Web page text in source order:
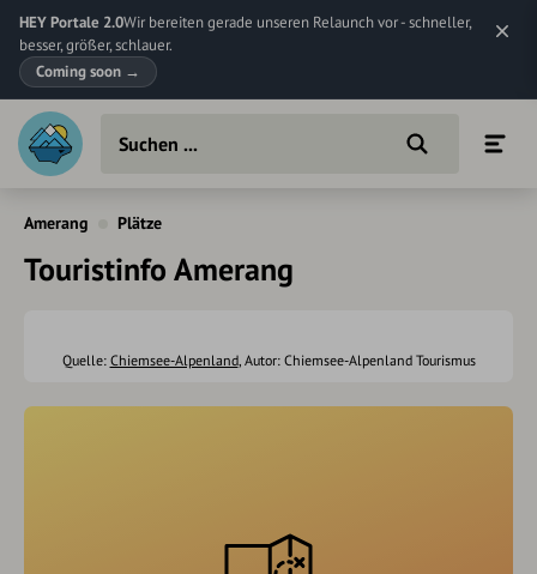
HEY Portale 2.0Wir bereiten gerade unseren Relaunch vor - schneller,
besser, größer, schlauer.
Coming soon →
Amerang Plätze
Touristinfo Amerang
Quelle: Chiemsee-Alpenland, Autor: Chiemsee-Alpenland Tourismus